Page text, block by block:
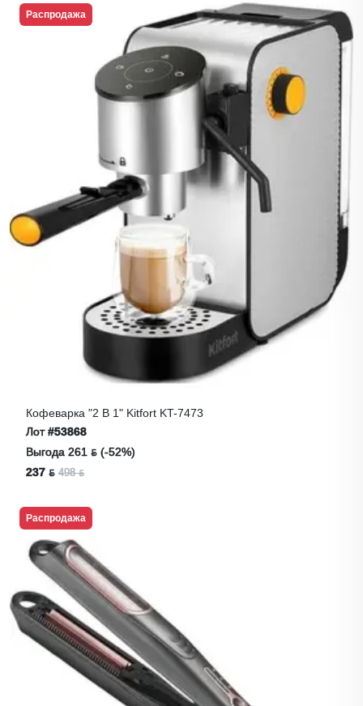
Распродажа
Кофеварка "2 В 1" Kitfort KT-7473
Лот#53868
Выгода 261 ƃ (-52%)
237 ƃ 498 ƃ
Распродажа